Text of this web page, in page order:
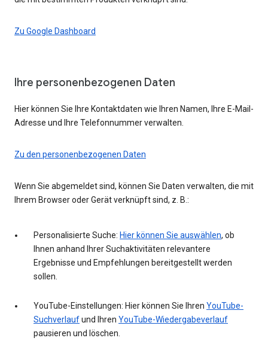
Zu Google Dashboard
Ihre personenbezogenen Daten
Hier können Sie Ihre Kontaktdaten wie Ihren Namen, Ihre E-Mail-
Adresse und Ihre Telefonnummer verwalten.
Zu den personenbezogenen Daten
Wenn Sie abgemeldet sind, können Sie Daten verwalten, die mit
Ihrem Browser oder Gerät verknüpft sind, z. B.:
Personalisierte Suche: Hier können Sie auswählen, ob
Ihnen anhand Ihrer Suchaktivitäten relevantere
Ergebnisse und Empfehlungen bereitgestellt werden
sollen.
YouTube-Einstellungen: Hier können Sie Ihren YouTube-
Suchverlaufund Ihren YouTube-Wiedergabeverlauf
pausieren und löschen.